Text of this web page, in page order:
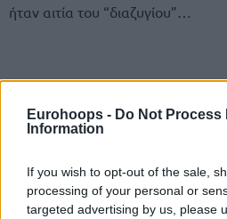
Eurohoops - Do Not Process
Information
If you wish to opt-out of the sale,
processing of your personal or
targeted advertising by us, please
ήταν αιτία του “διαζυγίου”…